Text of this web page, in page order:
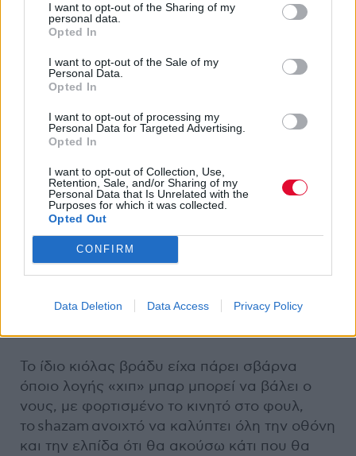
I want to opt-out of the Sharing of my
personal data.
Opted In
I want to opt-out of the Sale of my
Personal Data.
Opted In
I want to opt-out of processing my
Personal Data for Targeted Advertising.
Opted In
I want to opt-out of Collection, Use,
Retention, Sale, and/or Sharing of my
Personal Data that Is Unrelated with the
Purposes for which it was collected.
Opted Out
CONFIRM
Data Deletion Data Access Privacy Policy
400 ευρώ το τραγούδι ανά βδομάδα; 1600
ευρώ τον μήνα; 200 φορές το 8 δηλαδή σαν
γεωμετρικά άρτιο αριθμό; Κι αν πετύχω στην
τελική αποστολή μου θα ανταμειφθώ
κάτι, χωρίς πολλά πολλά ψέλλισα «είμαστε
σύμφωνοι κ. Μπακιρτζή» κι από εκείνη την
στιγμή και μετά ήμουν επίσημα "song hunter".
Μόνο που αφού τελείωσαν τα τυπικά της
πρόσληψής μου και βγήκα και πάλι έξω σε
εκείνο τον δρόμο του Συντάγματος που ήταν
σαν να βρίσκεται σε ένα παράλληλο σύμπαν
-και μάλλον ήταν στ' αλήθεια σε ένα
διάολο να ψάξω και να ξετρυπώσω το πλέον
Το ίδιο κιόλας βράδυ είχα πάρει σβάρνα
όποιο λογής «χιπ» μπαρ μπορεί να βάλει ο
νους, με φορτισμένο το κινητό στο φουλ,
το shazam ανοιχτό να καλύπτει όλη την οθόνη
και την ελπίδα ότι θα ακούσω κάτι που θα